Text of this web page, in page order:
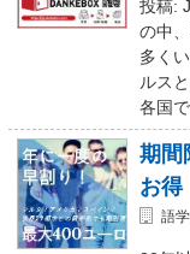
投稿:
の中
多く
ルス
各国
期間
お得
語